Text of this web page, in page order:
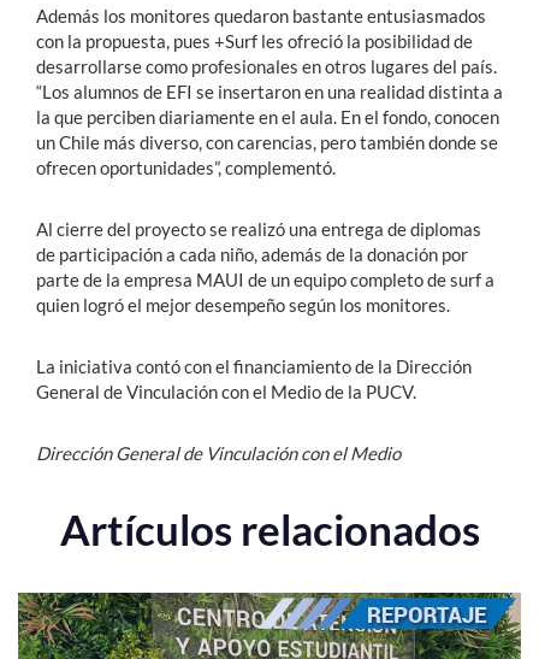
Además los monitores quedaron bastante entusiasmados
con la propuesta, pues +Surf les ofreció la posibilidad de
desarrollarse como profesionales en otros lugares del país.
“Los alumnos de EFI se insertaron en una realidad distinta a
la que perciben diariamente en el aula. En el fondo, conocen
un Chile más diverso, con carencias, pero también donde se
ofrecen oportunidades”, complementó.
Al cierre del proyecto se realizó una entrega de diplomas
de participación a cada niño, además de la donación por
parte de la empresa MAUI de un equipo completo de surf a
quien logró el mejor desempeño según los monitores.
La iniciativa contó con el financiamiento de la Dirección
General de Vinculación con el Medio de la PUCV.
Dirección General de Vinculación con el Medio
Artículos relacionados